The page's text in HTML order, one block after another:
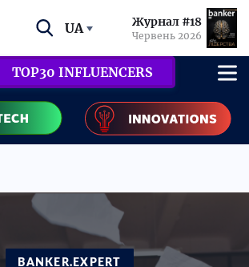
UA Журнал #18
Червень 2026
TOP30 INFLUENCERS
BANKER.EXPERT